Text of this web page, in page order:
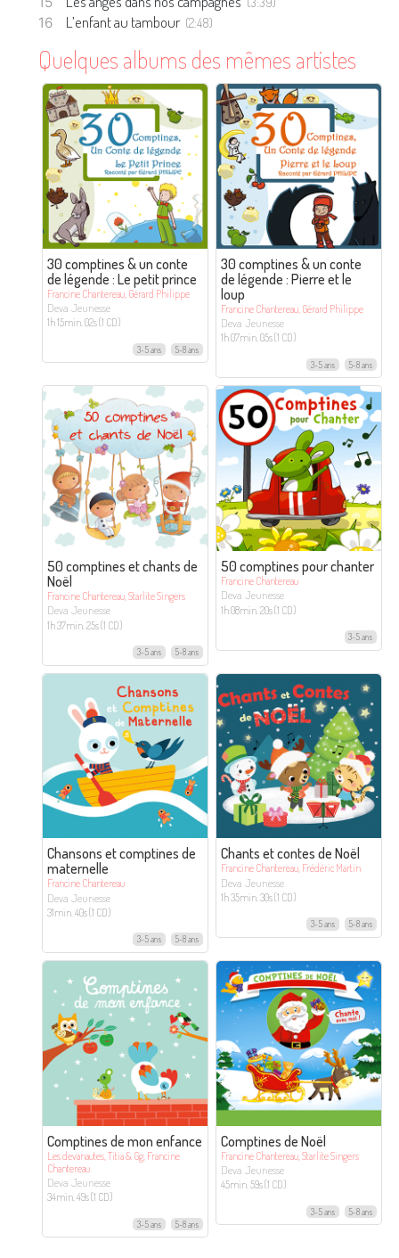
L’enfant au tambour (2:48)
Quelques albums des mêmes artistes
30 comptines & un conte
de légende : Le petit prince
Francine Chantereau, Gérard Philippe
Deva Jeunesse
1h 15min. 02s (1 CD)
3-5 ans 5-8 ans
30 comptines & un conte
de légende : Pierre et le
loup
Francine Chantereau, Gérard Philippe
Deva Jeunesse
1h 07min. 05s (1 CD)
3-5 ans 5-8 ans
50 comptines et chants de
Noël
Francine Chantereau, Starlite Singers
Deva Jeunesse
1h 37min. 25s (1 CD)
3-5 ans 5-8 ans
50 comptines pour chanter
Francine Chantereau
Deva Jeunesse
1h 08min. 20s (1 CD)
3-5 ans
Chansons et comptines de
maternelle
Francine Chantereau
Deva Jeunesse
31min. 40s (1 CD)
3-5 ans 5-8 ans
Chants et contes de Noël
Francine Chantereau, Frédéric Martin
Deva Jeunesse
1h 35min. 30s (1 CD)
3-5 ans 5-8 ans
Comptines de mon enfance
Les devanautes, Titia & Gg, Francine
Chantereau
Deva Jeunesse
34min. 49s (1 CD)
3-5 ans 5-8 ans
Comptines de Noël
Francine Chantereau, Starlite Singers
Deva Jeunesse
45min. 59s (1 CD)
3-5 ans 5-8 ans